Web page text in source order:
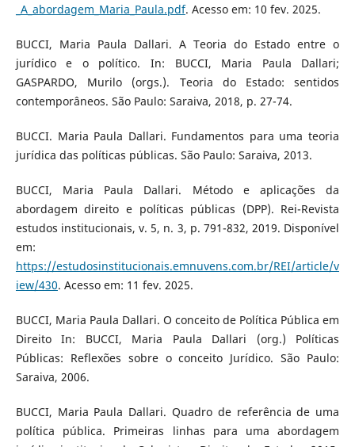
_A_abordagem_Maria_Paula.pdf. Acesso em: 10 fev. 2025.
BUCCI, Maria Paula Dallari. A Teoria do Estado entre o
jurídico e o político. In: BUCCI, Maria Paula Dallari;
GASPARDO, Murilo (orgs.). Teoria do Estado: sentidos
contemporâneos. São Paulo: Saraiva, 2018, p. 27-74.
BUCCI. Maria Paula Dallari. Fundamentos para uma teoria
jurídica das políticas públicas. São Paulo: Saraiva, 2013.
BUCCI, Maria Paula Dallari. Método e aplicações da
abordagem direito e políticas públicas (DPP). Rei-Revista
estudos institucionais, v. 5, n. 3, p. 791-832, 2019. Disponível
em:
https://estudosinstitucionais.emnuvens.com.br/REI/article/v
iew/430. Acesso em: 11 fev. 2025.
BUCCI, Maria Paula Dallari. O conceito de Política Pública em
Direito In: BUCCI, Maria Paula Dallari (org.) Políticas
Públicas: Reflexões sobre o conceito Jurídico. São Paulo:
Saraiva, 2006.
BUCCI, Maria Paula Dallari. Quadro de referência de uma
política pública. Primeiras linhas para uma abordagem